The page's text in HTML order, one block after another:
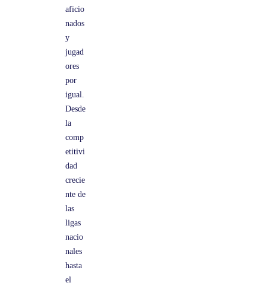
aficio
nados
y
jugad
ores
por
igual.
Desde
la
comp
etitivi
dad
crecie
nte de
las
ligas
nacio
nales
hasta
el